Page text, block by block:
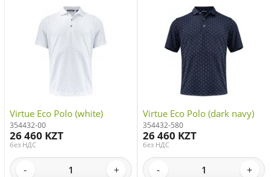
Virtue Eco Polo (white)
354432-00
26 460 KZT
без НДС
- +
Virtue Eco Polo (dark navy)
354432-580
26 460 KZT
без НДС
- +